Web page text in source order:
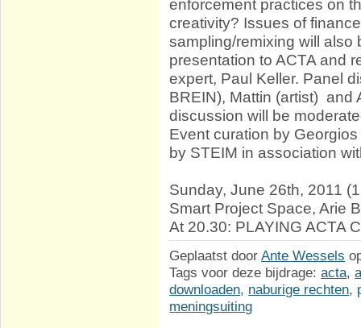
enforcement practices on
creativity? Issues of
sampling/remixing will
presentation to ACTA and
expert, Paul Keller. Panel
BREIN), Mattin (artist) and
discussion will be
Event curation by
by STEIM in association
Sunday, June 26th, 2011
Smart Project Space, Arie
At 20.30: PLAYING ACTA
Geplaatst doorAnte Wessels
Tags voor deze bijdrage:acta,
downloaden, naburige rechten,
meningsuiting